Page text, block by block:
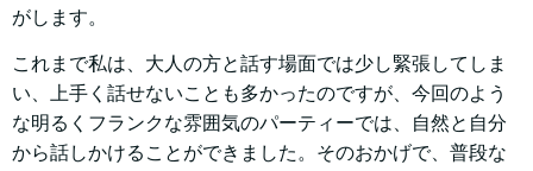
がします。
これまで私は、大人の方と話す場面では少し緊張してしま
い、上手く話せないことも多かったのですが、今回のよう
な明るくフランクな雰囲気のパーティーでは、自然と自分
から話しかけることができました。そのおかげで、普段な